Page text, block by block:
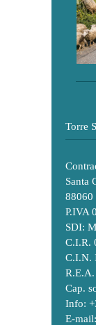
Torre
Santa
88060
P.IVA
SDI:
C.I.R.
C.I.N.
Cap.
Info:
E-mail: